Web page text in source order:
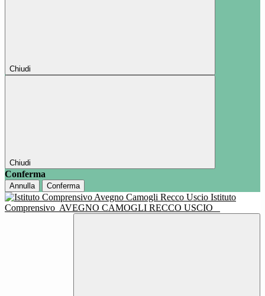
Chiudi
Chiudi
Conferma
Annulla Conferma
Istituto
Comprensivo AVEGNO CAMOGLI RECCO USCIO